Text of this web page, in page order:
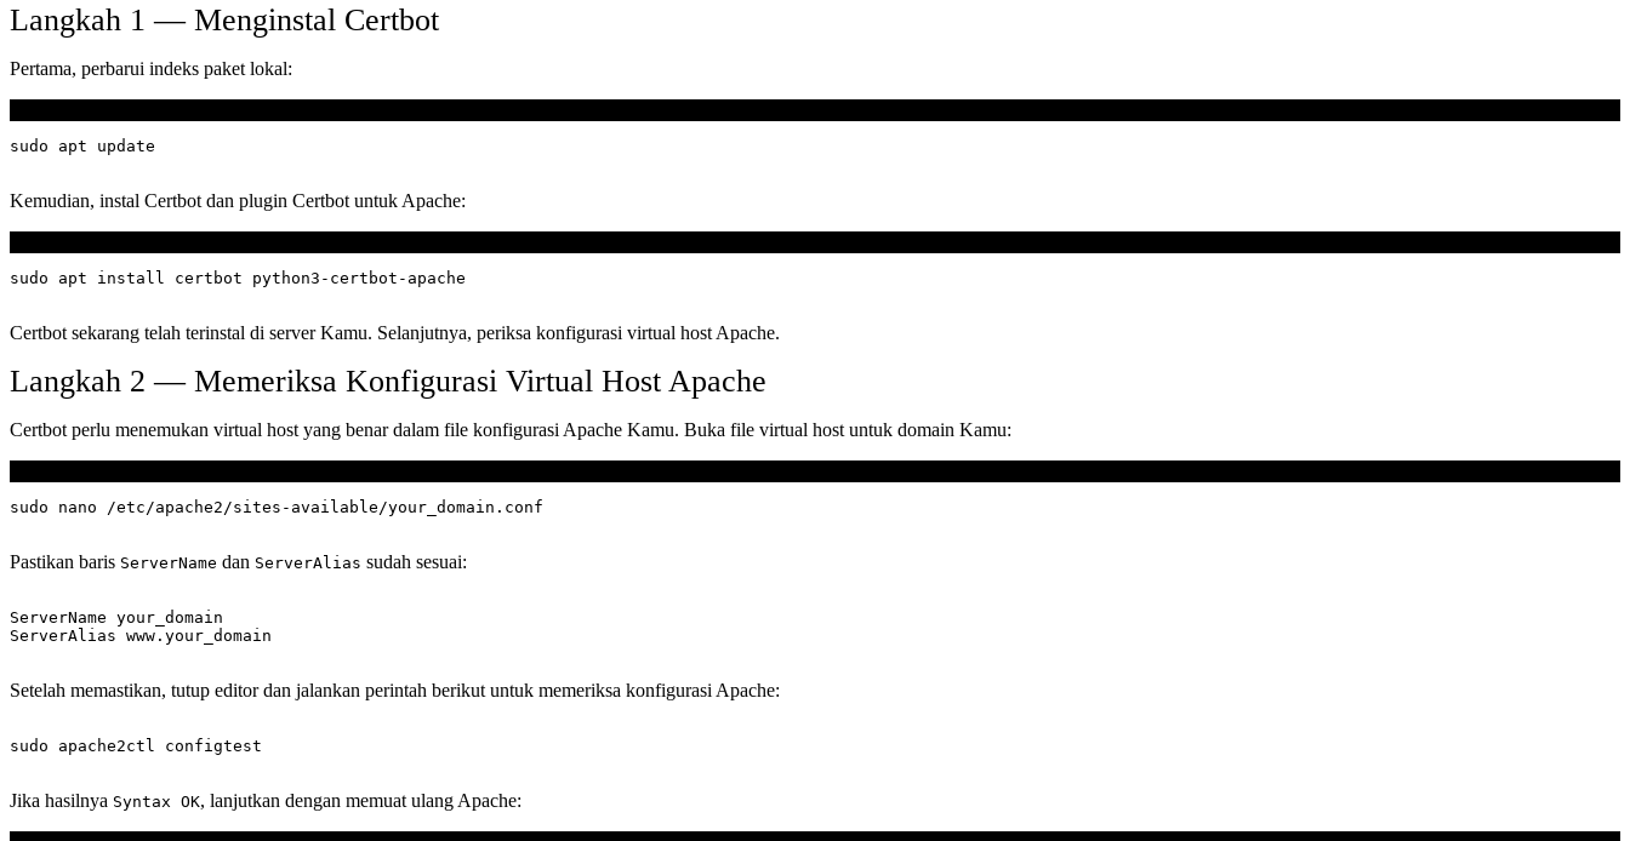
Langkah 1 — Menginstal Certbot
Pertama, perbarui indeks paket lokal:
Kemudian, instal Certbot dan plugin Certbot untuk Apache:
Certbot sekarang telah terinstal di server Kamu. Selanjutnya, periksa konfigurasi virtual host Apache.
Langkah 2 — Memeriksa Konfigurasi Virtual Host Apache
Certbot perlu menemukan virtual host yang benar dalam file konfigurasi Apache Kamu. Buka file virtual host untuk domain Kamu:
Pastikan baris ServerName dan ServerAlias sudah sesuai:
ServerName your_domain
Setelah memastikan, tutup editor dan jalankan perintah berikut untuk memeriksa konfigurasi Apache:
Jika hasilnya Syntax OK, lanjutkan dengan memuat ulang Apache: